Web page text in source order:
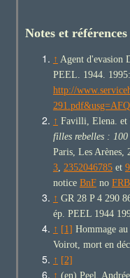
Notes et références
↑ Agent d'evasion
PEEL. 1944. 1995:
http://
↑ Favilli, Elena. et
filles rebelles : 100
Paris, Les Arènes,
3, 2352046785et
notice BnFno
↑ GR 28 P 4 290
ép. PEEL 1944
↑ [1] Hommage
Voirot, mort en
↑ [2]
↑ (en) Peel,